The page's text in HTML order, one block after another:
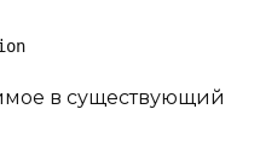
в существующий